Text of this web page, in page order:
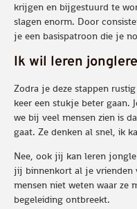
krijgen en bijgestuurd te
slagen enorm. Door
je een basispatroon die je
Ik wil leren
Zodra je deze stappen
keer een stukje beter gaan.
we bij veel mensen zien is
gaat. Ze denken al snel, ik
Nee, ook jij kan leren
jij binnenkort al je vrienden
mensen niet weten waar ze
begeleiding ontbreekt.